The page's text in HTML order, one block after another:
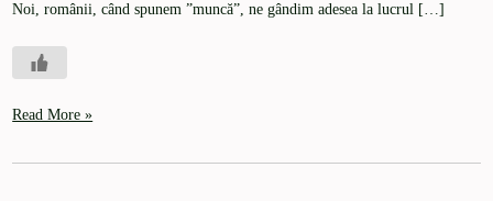
Noi, românii, când spunem ”muncă”, ne gândim adesea la lucrul […]
Read More »